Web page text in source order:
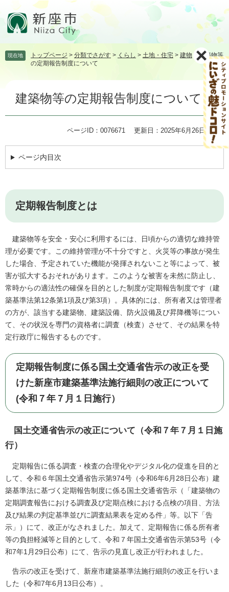
頭飛 現在地 トップページ > 分類でさがす > くらし > 土地・住宅 > 建物 >建築物等
の定期報告制度について
建築物等の定期報告制度について
ページID：0076671 更新日：2025年6月26日更新
ページ内目次
定期報告制度とは
建築物等を安全・安心に利用するには、日頃からの適切な維持管
理が必要です。この維持管理が不十分ですと、火災等の事故が発生
した場合、予定されていた機能が発揮されないこと等によって、被
害が拡大するおそれがあります。このような被害を未然に防止し、
常時からの適法性の確保を目的とした制度が定期報告制度です（建
築基準法第12条第1項及び第3項）。具体的には、所有者又は管理者
の方が、該当する建築物、建築設備、防火設備及び昇降機等につい
て、その状況を専門の資格者に調査（検査）させて、その結果を特
定行政庁に報告するものです。
定期報告制度に係る国土交通省告示の改正を受
けた新座市建築基準法施行細則の改正について
(令和７年７月１日施行）
国土交通省告示の改正について（令和７年７月１日施
行）
定期報告に係る調査・検査の合理化やデジタル化の促進を目的と
して、令和６年国土交通省告示第974号（令和6年6月28日公布）建
築基準法に基づく定期報告制度に係る国土交通省告示（「建築物の
定期調査報告における調査及び定期点検における点検の項目、方法
及び結果の判定基準並びに調査結果表を定める件」等。以下「告
示」）にて、改正がなされました。加えて、定期報告に係る所有者
等の負担軽減等と目的として、令和７年国土交通省告示第53号（令
和7年1月29日公布）にて、告示の見直し改正が行われました。
告示の改正を受けて、新座市建築基準法施行細則の改正を行いま
した（令和7年6月13日公布）。